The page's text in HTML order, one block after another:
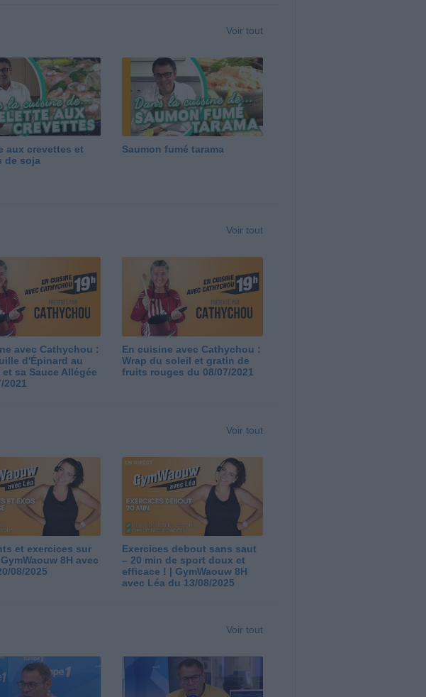
Voir tout
aux crevettes et
de soja
Saumon fumé tarama
Voir tout
avec Cathychou :
d'Épinard au
et sa Sauce Allégée
2021
En cuisine avec Cathychou :
Wrap du soleil et gratin de
fruits rouges du 08/07/2021
Voir tout
et exercices sur
8H avec
08/2025
Exercices debout sans saut
– 20 min de sport doux et
efficace ! | GymWaouw 8H
avec Léa du 13/08/2025
Voir tout